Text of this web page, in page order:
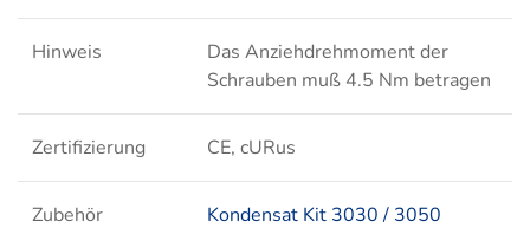
Hinweis
Das Anziehdrehmoment der
Schrauben muß 4.5 Nm betragen
Zertifizierung CE, cURus
Zubehör Kondensat Kit 3030 / 3050